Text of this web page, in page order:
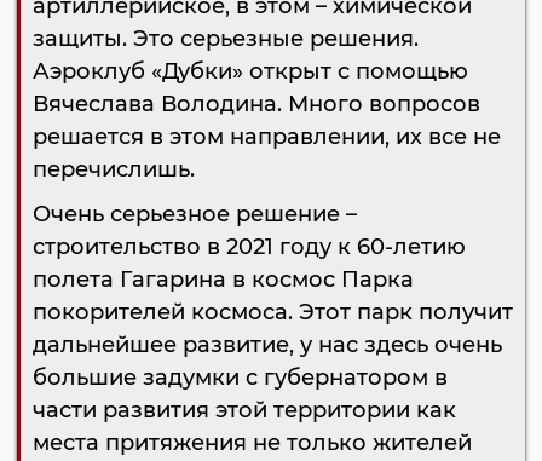
артиллерийское, в этом – химической
защиты. Это серьезные решения.
Аэроклуб «Дубки» открыт с помощью
Вячеслава Володина. Много вопросов
решается в этом направлении, их все не
перечислишь.
Очень серьезное решение –
строительство в 2021 году к 60-летию
полета Гагарина в космос Парка
покорителей космоса. Этот парк получит
дальнейшее развитие, у нас здесь очень
большие задумки с губернатором в
части развития этой территории как
места притяжения не только жителей